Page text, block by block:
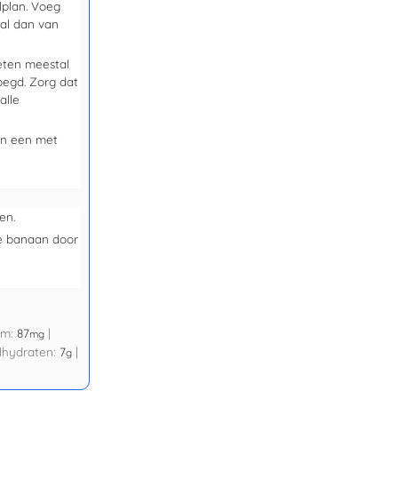
Voeg
dan van
meestal
Zorg dat
een met
banaan door
87mg |
7g |